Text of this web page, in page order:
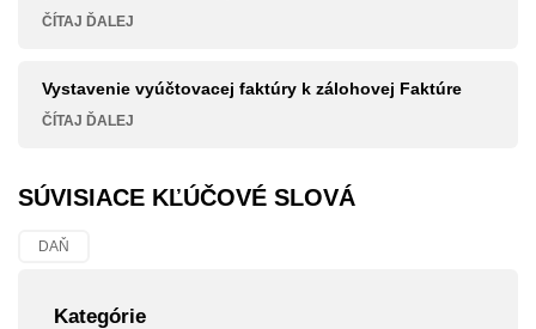
ČÍTAJ ĎALEJ
Vystavenie vyúčtovacej faktúry k zálohovej Faktúre
ČÍTAJ ĎALEJ
SÚVISIACE KĽÚČOVÉ SLOVÁ
DAŇ
Kategórie